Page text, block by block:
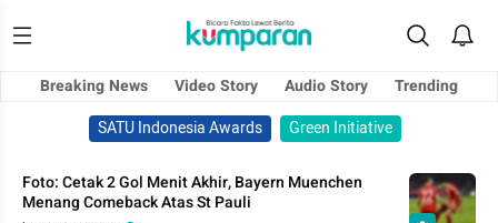
Breaking News Video Story Audio Story
Trending
SATU Indonesia Awards
Green Initiative
Foto: Cetak 2 Gol Menit Akhir, Bayern Muenchen
Menang Comeback Atas St Pauli